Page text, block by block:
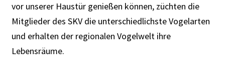
vor unserer Haustür genießen können, züchten die
Mitglieder des SKV die unterschiedlichste Vogelarten
und erhalten der regionalen Vogelwelt ihre
Lebensräume.